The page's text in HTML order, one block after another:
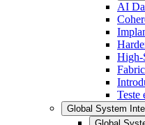
AI
High-
Teste
Global System